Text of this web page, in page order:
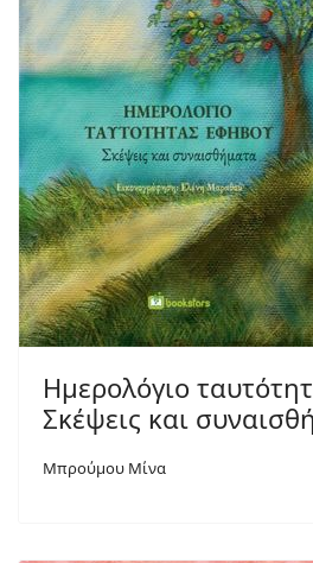
Ημερολόγιο
Σκέψεις και
Μπρούμου Μίνα